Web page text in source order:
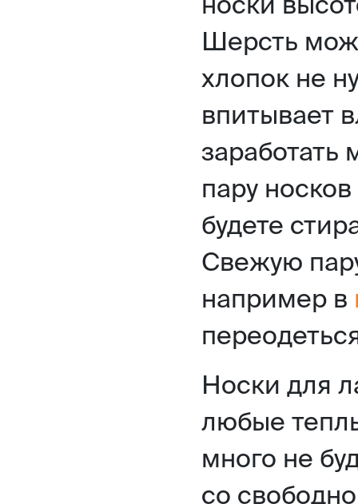
Шерсть
хлопок не
впитывает
заработать
пару
будете
Свежую
например в
Носки для
любые
много не
со